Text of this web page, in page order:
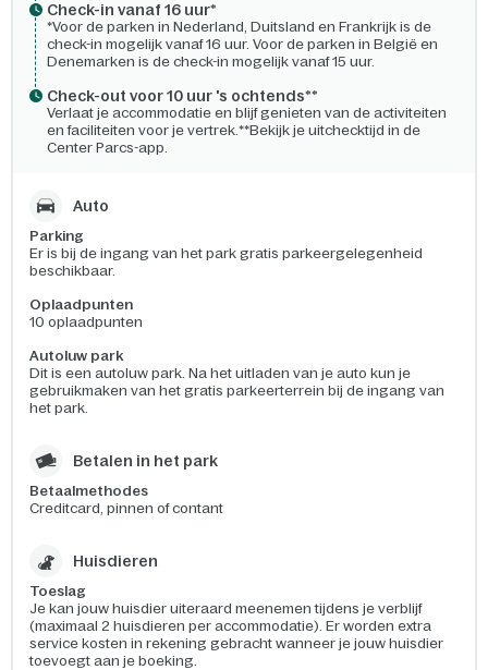
Check-in vanaf 16 uur*
*Voor de parken in Nederland, Duitsland en Frankrijk is de
check-in mogelijk vanaf 16 uur. Voor de parken in België en
Denemarken is de check-in mogelijk vanaf 15 uur.
Check-out voor 10 uur 's ochtends**
Verlaat je accommodatie en blijf genieten van de activiteiten
en faciliteiten voor je vertrek.**Bekijk je uitchecktijd in de
Center Parcs-app.
Auto
Parking
Er is bij de ingang van het park gratis parkeergelegenheid
beschikbaar.
Oplaadpunten
10 oplaadpunten
Autoluw park
Dit is een autoluw park. Na het uitladen van je auto kun je
gebruikmaken van het gratis parkeerterrein bij de ingang van
het park.
Betalen in het park
Betaalmethodes
Creditcard, pinnen of contant
Huisdieren
Toeslag
Je kan jouw huisdier uiteraard meenemen tijdens je verblijf
(maximaal 2 huisdieren per accommodatie). Er worden extra
service kosten in rekening gebracht wanneer je jouw huisdier
toevoegt aan je boeking.